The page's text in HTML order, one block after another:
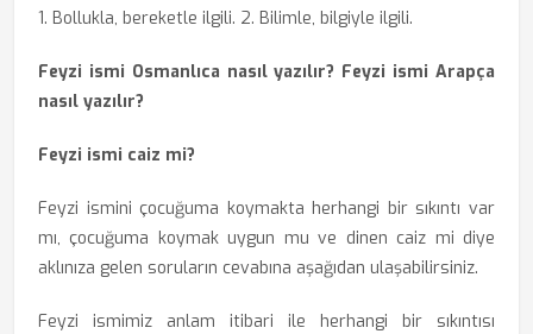
1. Bollukla, bereketle ilgili. 2. Bilimle, bilgiyle ilgili.
Feyzi ismi Osmanlıca nasıl yazılır? Feyzi ismi Arapça
nasıl yazılır?
Feyzi ismi caiz mi?
Feyzi ismini çocuğuma koymakta herhangi bir sıkıntı var
mı, çocuğuma koymak uygun mu ve dinen caiz mi diye
aklınıza gelen soruların cevabına aşağıdan ulaşabilirsiniz.
Feyzi ismimiz anlam itibari ile herhangi bir sıkıntısı